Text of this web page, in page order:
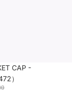
CAP -
）